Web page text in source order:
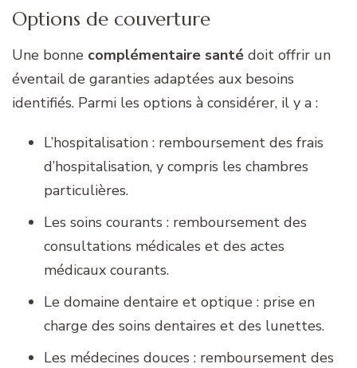
Options de couverture
Une bonne complémentaire santé doit offrir un
éventail de garanties adaptées aux besoins
identifiés. Parmi les options à considérer, il y a :
L’hospitalisation : remboursement des frais
d’hospitalisation, y compris les chambres
particulières.
Les soins courants : remboursement des
consultations médicales et des actes
médicaux courants.
Le domaine dentaire et optique : prise en
charge des soins dentaires et des lunettes.
Les médecines douces : remboursement des